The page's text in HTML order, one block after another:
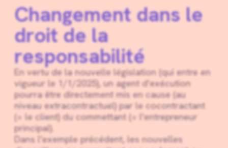
Changement dans le
droit de la
responsabilité
En vertu de la nouvelle législation (qui entre en
vigueur le 1/1/2025), un agent d'exécution
pourra être directement mis en cause (au
niveau extracontractuel) par le cocontractant
(= le client) du commettant (= l'entrepreneur
principal).
Dans l'exemple précédent, les nouvelles